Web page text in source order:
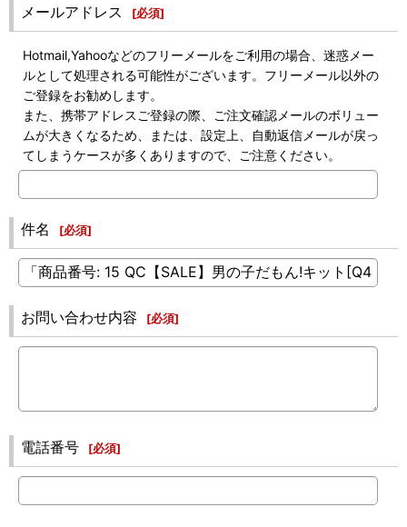
メールアドレス [必須]
Hotmail,Yahooなどのフリーメールをご利用の場合、迷惑メー
ルとして処理される可能性がございます。フリーメール以外の
ご登録をお勧めします。
また、携帯アドレスご登録の際、ご注文確認メールのボリュー
ムが大きくなるため、または、設定上、自動返信メールが戻っ
てしまうケースが多くありますので、ご注意ください。
件名 [必須]
お問い合わせ内容 [必須]
電話番号 [必須]